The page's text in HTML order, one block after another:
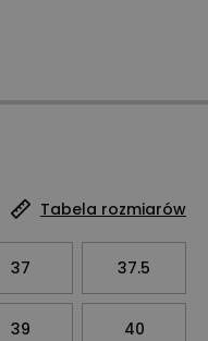
Tabela rozmiarów
37 37.5
39 40